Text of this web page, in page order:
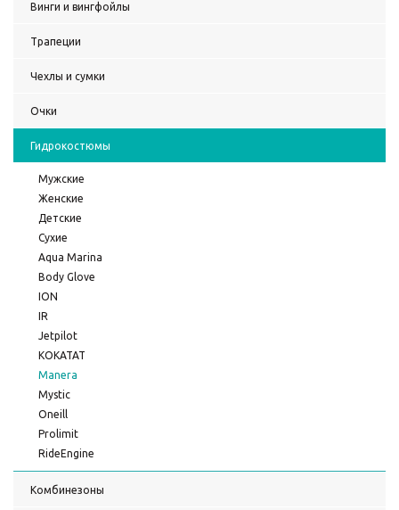
Винги и вингфойлы
Трапеции
Чехлы и сумки
Очки
Гидрокостюмы
Мужские
Женские
Детские
Сухие
Aqua Marina
Body Glove
ION
IR
Jetpilot
KOKATAT
Manera
Mystic
Oneill
Prolimit
RideEngine
Комбинезоны